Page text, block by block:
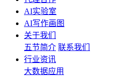
AI实验室
AI写作画图
关于我们
五节简介 联系我们
行业资讯
大数据应用